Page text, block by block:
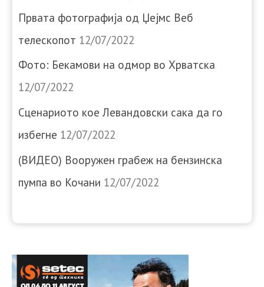
Првата фотографија од Џејмс Веб
телескопот 12/07/2022
Фото: Бекамови на одмор во Хрватска
12/07/2022
Сценариото кое Левандовски сака да го
избегне 12/07/2022
(ВИДЕО) Вооружен грабеж на бензинска
пумпа во Кочани 12/07/2022